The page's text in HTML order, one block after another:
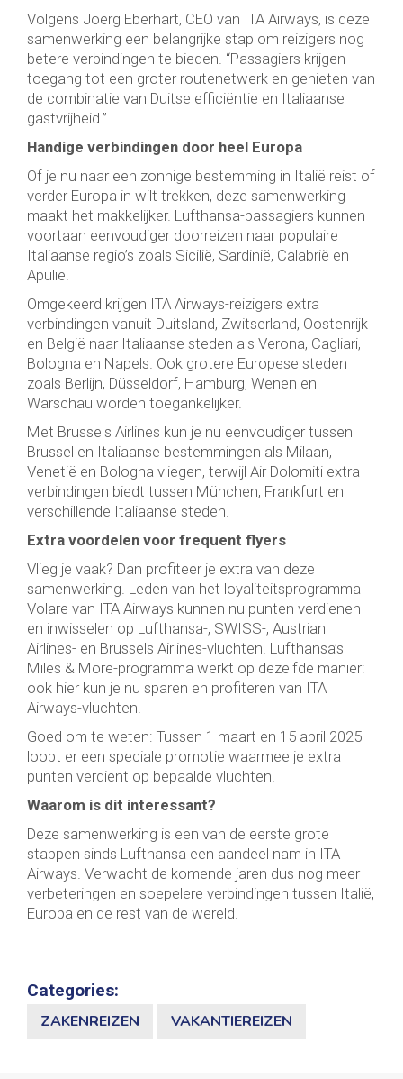
Volgens Joerg Eberhart, CEO van ITA Airways, is deze
samenwerking een belangrijke stap om reizigers nog
betere verbindingen te bieden. “Passagiers krijgen
toegang tot een groter routenetwerk en genieten van
de combinatie van Duitse efficiëntie en Italiaanse
gastvrijheid.”
Handige verbindingen door heel Europa
Of je nu naar een zonnige bestemming in Italië reist of
verder Europa in wilt trekken, deze samenwerking
maakt het makkelijker. Lufthansa-passagiers kunnen
voortaan eenvoudiger doorreizen naar populaire
Italiaanse regio’s zoals Sicilië, Sardinië, Calabrië en
Apulië.
Omgekeerd krijgen ITA Airways-reizigers extra
verbindingen vanuit Duitsland, Zwitserland, Oostenrijk
en België naar Italiaanse steden als Verona, Cagliari,
Bologna en Napels. Ook grotere Europese steden
zoals Berlijn, Düsseldorf, Hamburg, Wenen en
Warschau worden toegankelijker.
Met Brussels Airlines kun je nu eenvoudiger tussen
Brussel en Italiaanse bestemmingen als Milaan,
Venetië en Bologna vliegen, terwijl Air Dolomiti extra
verbindingen biedt tussen München, Frankfurt en
verschillende Italiaanse steden.
Extra voordelen voor frequent flyers
Vlieg je vaak? Dan profiteer je extra van deze
samenwerking. Leden van het loyaliteitsprogramma
Volare van ITA Airways kunnen nu punten verdienen
en inwisselen op Lufthansa-, SWISS-, Austrian
Airlines- en Brussels Airlines-vluchten. Lufthansa’s
Miles & More-programma werkt op dezelfde manier:
ook hier kun je nu sparen en profiteren van ITA
Airways-vluchten.
Goed om te weten: Tussen 1 maart en 15 april 2025
loopt er een speciale promotie waarmee je extra
punten verdient op bepaalde vluchten.
Waarom is dit interessant?
Deze samenwerking is een van de eerste grote
stappen sinds Lufthansa een aandeel nam in ITA
Airways. Verwacht de komende jaren dus nog meer
verbeteringen en soepelere verbindingen tussen Italië,
Europa en de rest van de wereld.
Categories:
ZAKENREIZEN VAKANTIEREIZEN